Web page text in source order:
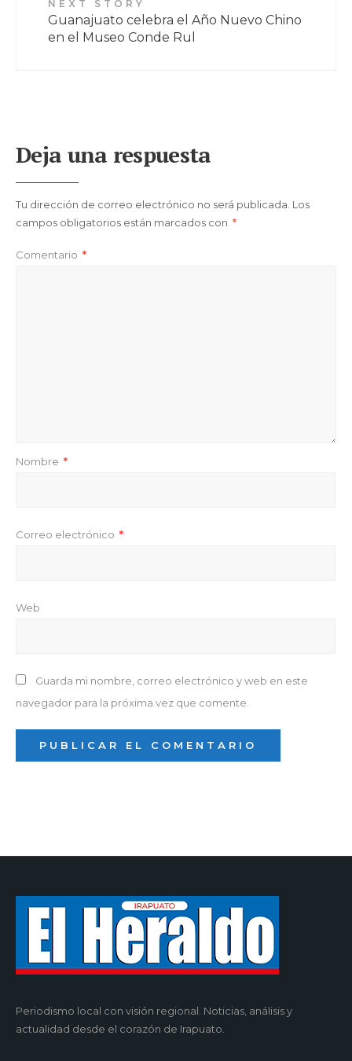
NEXT STORY
Guanajuato celebra el Año Nuevo Chino
en el Museo Conde Rul
Deja una respuesta
Tu dirección de correo electrónico no será publicada. Los
campos obligatorios están marcados con *
Comentario *
Nombre *
Correo electrónico *
Web
Guarda mi nombre, correo electrónico y web en este
navegador para la próxima vez que comente.
Periodismo local con visión regional. Noticias, análisis y
actualidad desde el corazón de Irapuato.